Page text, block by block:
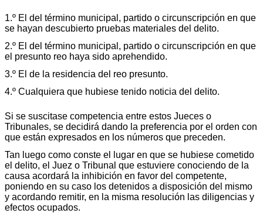
1.º El del término municipal, partido o circunscripción en que
se hayan descubierto pruebas materiales del delito.
2.º El del término municipal, partido o circunscripción en que
el presunto reo haya sido aprehendido.
3.º El de la residencia del reo presunto.
4.º Cualquiera que hubiese tenido noticia del delito.
Si se suscitase competencia entre estos Jueces o
Tribunales, se decidirá dando la preferencia por el orden con
que están expresados en los números que preceden.
Tan luego como conste el lugar en que se hubiese cometido
el delito, el Juez o Tribunal que estuviere conociendo de la
causa acordará la inhibición en favor del competente,
poniendo en su caso los detenidos a disposición del mismo
y acordando remitir, en la misma resolución las diligencias y
efectos ocupados.